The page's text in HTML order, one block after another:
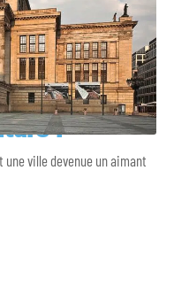
!
une ville devenue un aimant